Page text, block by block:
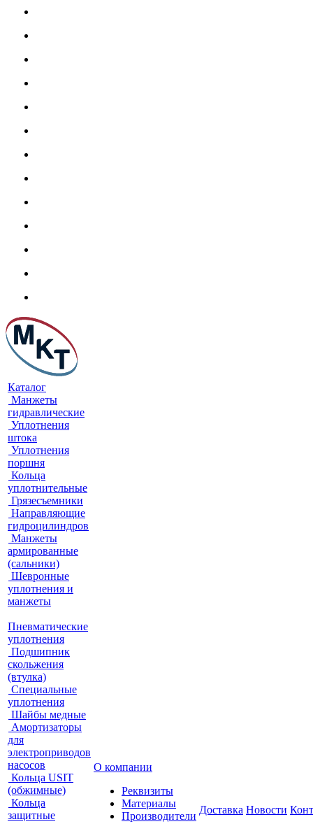
Каталог
Манжеты
гидравлические
Уплотнения
штока
Уплотнения
поршня
Кольца
уплотнительные
Грязесъемники
Направляющие
гидроцилиндров
Манжеты
армированные
(сальники)
Шевронные
уплотнения и
манжеты
Пневматические
уплотнения
Подшипник
скольжения
(втулка)
Специальные
уплотнения
Шайбы медные
Амортизаторы
для
электроприводов
насосов
Кольца USIT
(обжимные)
Кольца
защитные
О компании
Реквизиты
Материалы
Производители
Доставка Новости